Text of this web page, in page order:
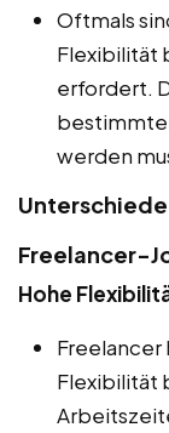
Oftmals
Flexibilität
erfordert.
werden
Freelancer-
Hohe
Freelancer
Flexibilität